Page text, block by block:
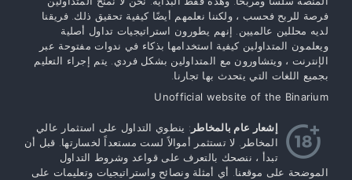
فرصة للربح فحسب ، ولكننا نعلمهم أيضًا كيفية تحقيق ذلك. فريقنا
لديه محللين عالميين. إنهم يطورون استراتيجيات تداول أصلية
ويعلمون المتداولين كيفية استخدامها بذكاء في ندوات مفتوحة عبر
الإنترنت ، ويتشاورون مع المتداولين بشكل فردي. يتم إجراء التعليم
بجميع اللغات التي يتحدث بها تجارنا.
Unofficial website of the Binarium
إشعار عام بالمخاطر : ينطوي التداول على استثمار عالي
المخاطر. لا تستثمر أموالاً لست مستعداً لخسارتها. قبل أن
تبدأ ، ننصحك بالتعرف على قواعد وشروط التداول
الموضحة على موقعنا. أي أمثلة ونصائح واستراتيجيات وتعليمات على